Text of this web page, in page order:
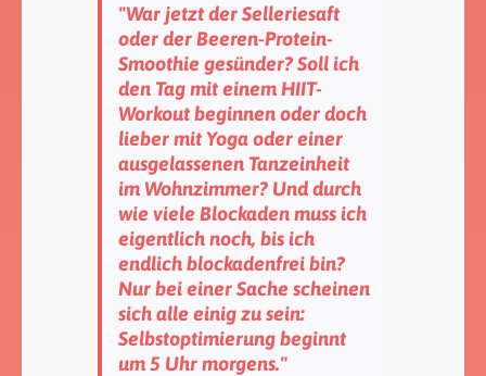
"War jetzt der Selleriesaft
oder der Beeren-Protein-
Smoothie gesünder? Soll ich
den Tag mit einem HIIT-
Workout beginnen oder doch
lieber mit Yoga oder einer
ausgelassenen Tanzeinheit
im Wohnzimmer? Und durch
wie viele Blockaden muss ich
eigentlich noch, bis ich
endlich blockadenfrei bin?
Nur bei einer Sache scheinen
sich alle einig zu sein:
Selbstoptimierung beginnt
um 5 Uhr morgens."